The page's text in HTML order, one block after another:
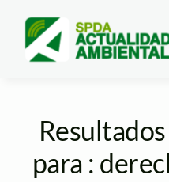
content
para :